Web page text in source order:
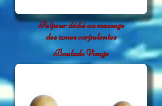
Palpeur dédié au massage
des zones corpulentes
Boulado Visage